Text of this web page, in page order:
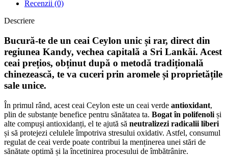
Recenzii (0)
Descriere
Bucură-te de un ceai Ceylon unic și rar, direct din
regiunea Kandy, vechea capitală a Sri Lankăi. Acest
ceai prețios, obținut după o metodă tradițională
chinezească, te va cuceri prin aromele și proprietățile
sale unice.
În primul rând, acest ceai Ceylon este un ceai verde antioxidant,
plin de substanțe benefice pentru sănătatea ta. Bogat în polifenoli și
alte compuși antioxidanți, el te ajută să neutralizezi radicalii liberi
și să protejezi celulele împotriva stresului oxidativ. Astfel, consumul
regulat de ceai verde poate contribui la menținerea unei stări de
sănătate optimă și la încetinirea procesului de îmbătrânire.